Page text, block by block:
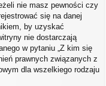
nie masz pewności czy
się na danej
by uzyskać
nie dostarczają
w pytaniu „Z kim się
prawnych związanych z
dla wszelkiego rodzaju